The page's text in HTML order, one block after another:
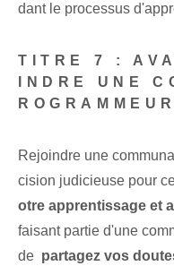
dant le processus
TITRE‌ 7 :
INDRE UNE
Rejoindre une
cision judicieuse pour
otre apprentissage et
faisant partie d'une
de ‌ partagez vos